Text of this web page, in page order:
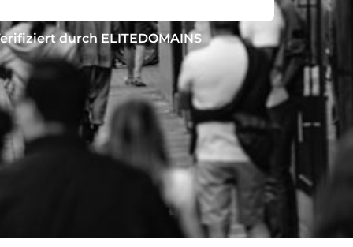
durch ELITEDOMAINS